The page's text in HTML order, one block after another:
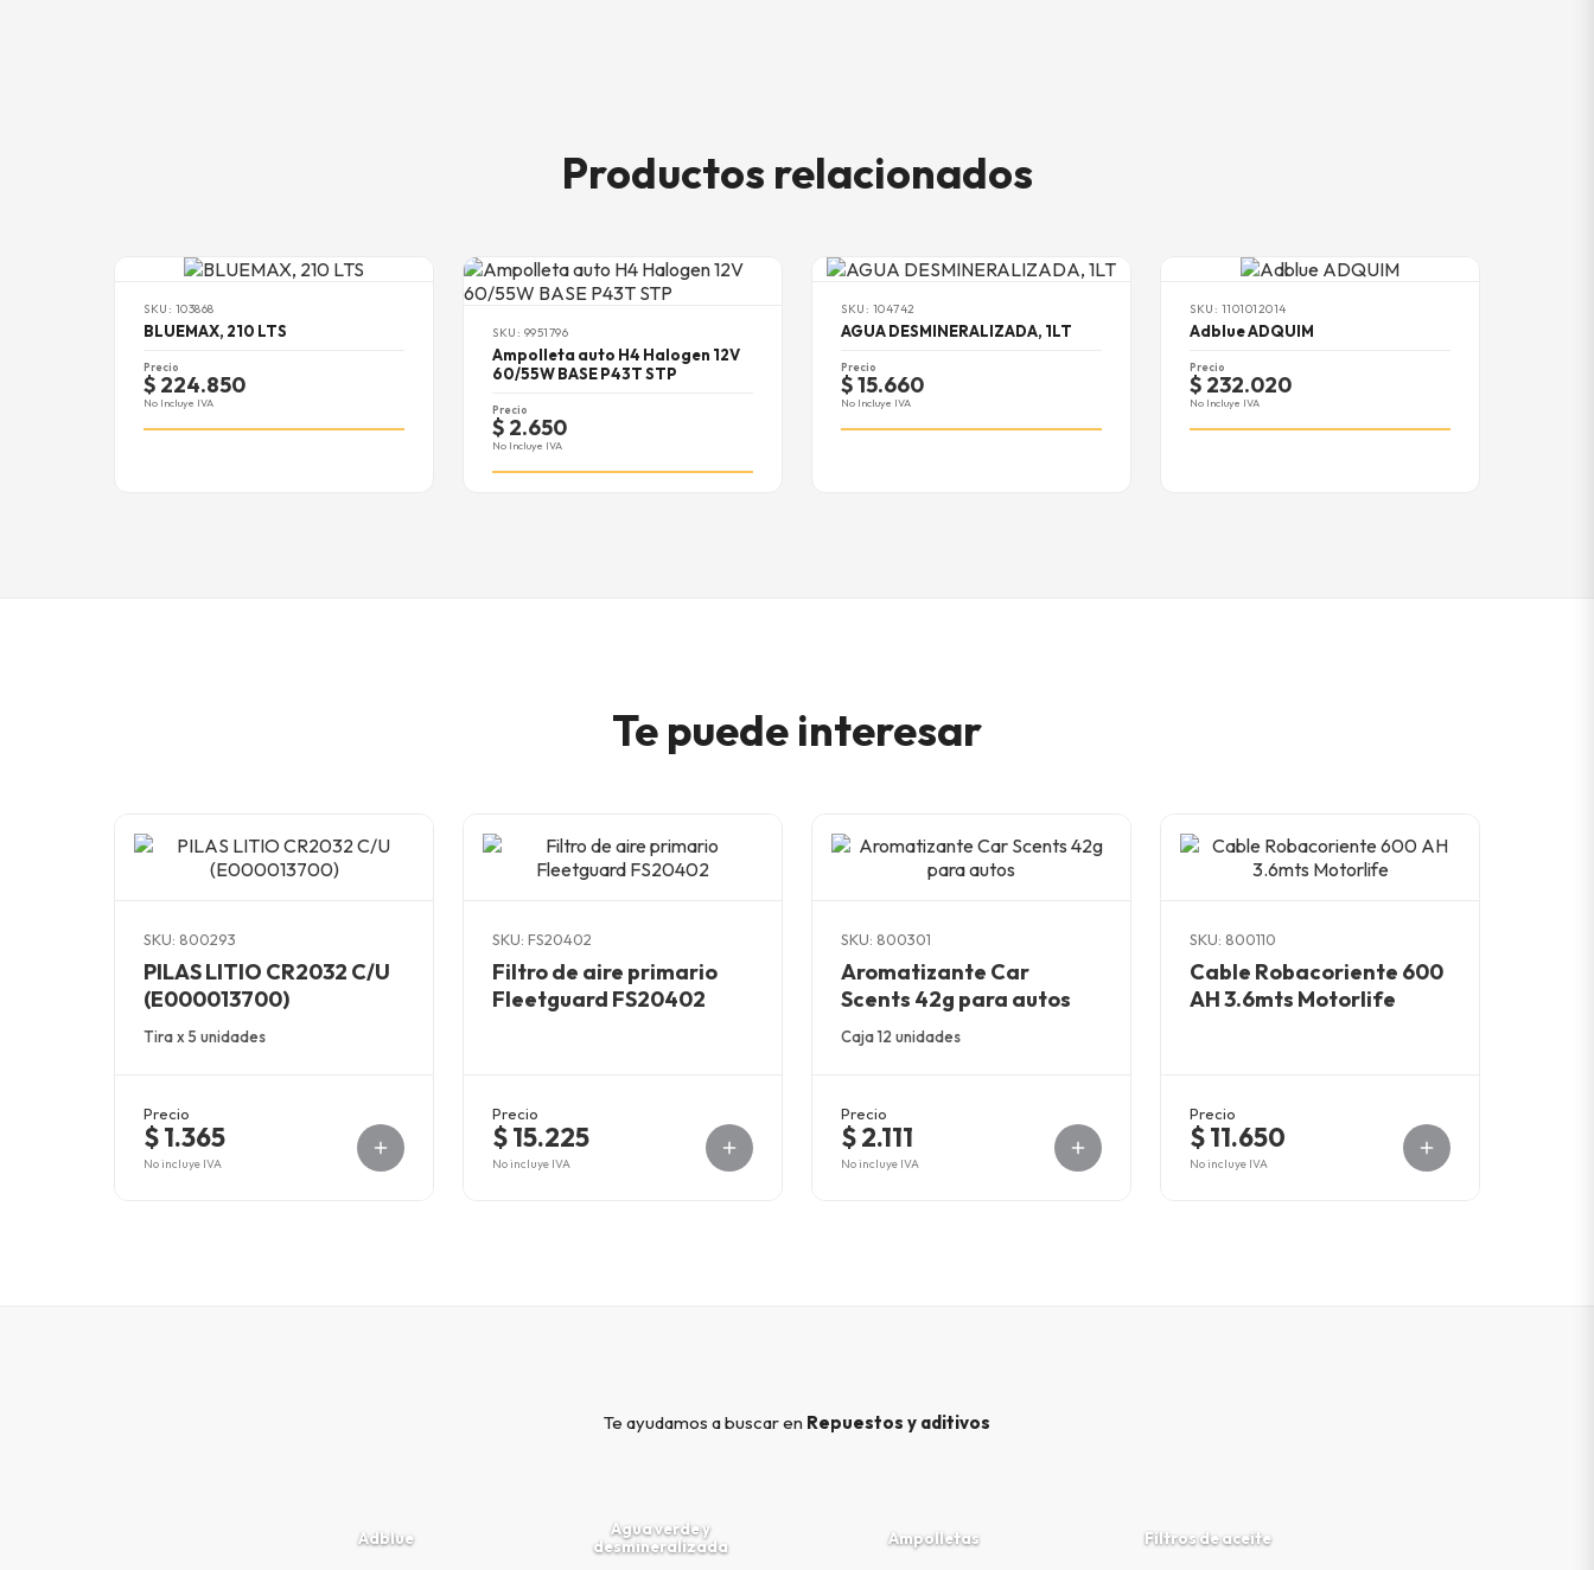
Productos relacionados
SKU: 103868
BLUEMAX, 210 LTS
Precio
$ 224.850
No Incluye IVA
SKU: 9951796
Ampolleta auto H4 Halogen 12V
60/55W BASE P43T STP
Precio
$ 2.650
No Incluye IVA
SKU: 104742
AGUA DESMINERALIZADA, 1LT
Precio
$ 15.660
No Incluye IVA
SKU: 1101012014
Adblue ADQUIM
Precio
$ 232.020
No Incluye IVA
Te puede interesar
SKU: 800293
PILAS LITIO CR2032 C/U
(E000013700)
Tira x 5 unidades
Precio
$ 1.365
No incluye IVA
SKU: FS20402
Filtro de aire primario
Fleetguard FS20402
Precio
$ 15.225
No incluye IVA
SKU: 800301
Aromatizante Car
Scents 42g para autos
Caja 12 unidades
Precio
$ 2.111
No incluye IVA
SKU: 800110
Cable Robacoriente 600
AH 3.6mts Motorlife
Precio
$ 11.650
No incluye IVA
Te ayudamos a buscar en Repuestos y aditivos
Adblue
Agua verde y
desmineralizada
Ampolletas Filtros de aceite